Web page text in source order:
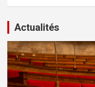
Actualités